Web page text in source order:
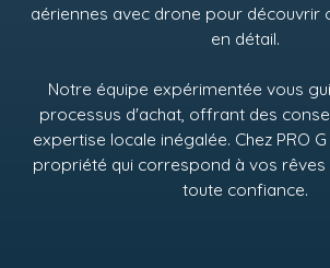
aériennes avec drone pour découvrir
en détail.
Notre équipe expérimentée vous
processus d'achat, offrant des
expertise locale inégalée. Chez PRO
propriété qui correspond à vos rêves
toute confiance.